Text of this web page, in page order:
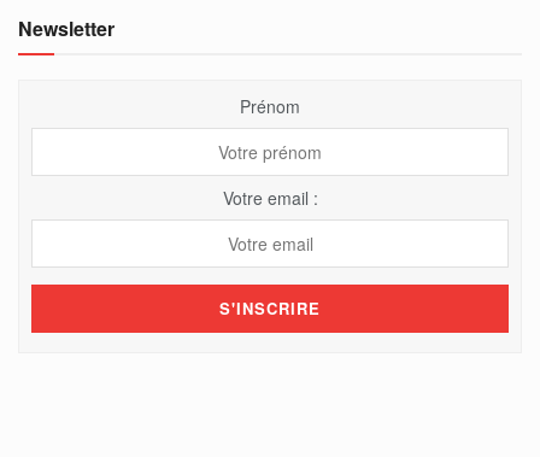
Newsletter
Prénom
Votre email :